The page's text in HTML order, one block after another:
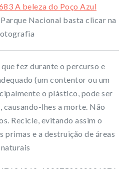
Nacional basta clicar na
fez durante o percurso e
(um contentor ou um
o plástico, pode ser
causando-lhes a morte. Não
Recicle, evitando assim o
primas e a destruição de áreas
naturais